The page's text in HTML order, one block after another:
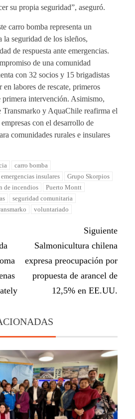
su propia seguridad”, aseguró.
carro bomba representa un
la seguridad de los isleños,
de respuesta ante emergencias.
de una comunidad
con 32 socios y 15 brigadistas
en labores de rescate, primeros
intervención. Asimismo,
Transmarko y AquaChile reafirma el
con el desarrollo de
comunidades rurales e insulares
carro bomba
emergencias insulares
Grupo Skorpios
de incendios
Puerto Montt
seguridad comunitaria
voluntariado
Siguiente
Salmonicultura chilena
expresa preocupación por
propuesta de arancel de
12,5% en EE.UU.